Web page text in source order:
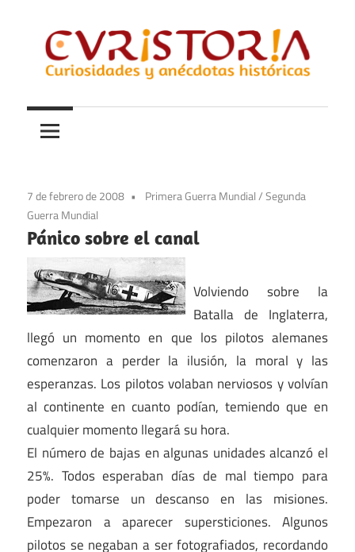
contenido
Curistoria
y
anécdotas
historia
7 de febrero de 2008 Primera Guerra Mundial/Segunda
Guerra Mundial
Pánico sobre el canal
Volviendo sobre la
Batalla de Inglaterra,
llegó un momento en que los pilotos alemanes
comenzaron a perder la ilusión, la moral y las
esperanzas. Los pilotos volaban nerviosos y volvían
al continente en cuanto podían, temiendo que en
cualquier momento llegará su hora.
El número de bajas en algunas unidades alcanzó el
25%. Todos esperaban días de mal tiempo para
poder tomarse un descanso en las misiones.
Empezaron a aparecer supersticiones. Algunos
pilotos se negaban a ser fotografiados, recordando